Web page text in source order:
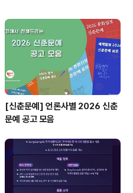
선택하여 공
격대전시민 누
화)~3.20.
www.common
[신춘문예] 언론사별 2026 신춘
문예 공고 모음